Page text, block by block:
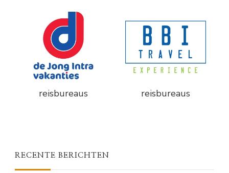
reisbureaus reisbureaus
RECENTE BERICHTEN